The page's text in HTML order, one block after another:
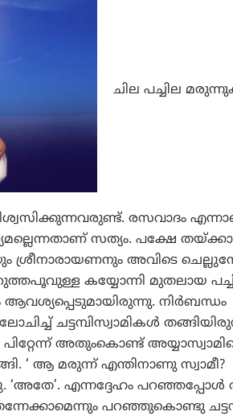
ചില പച്ചില
രസവാദം
സത്യം. പക്ഷേ
ശ്രീനാരായണനും അവിടെ
കയ്യോന്നി മുതലായ
നിര്‍ബന്ധം
ചട്ടമ്പിസ്വാമികള്‍
പിറ്റേന്ന് അതുംകൊണ്ട്
‘ ആ മരുന്ന് എന്തിനാണു സ്വാമീ?
‘അതേ’. എന്നദ്ദേഹം
പറഞ്ഞുകൊണ്ടു